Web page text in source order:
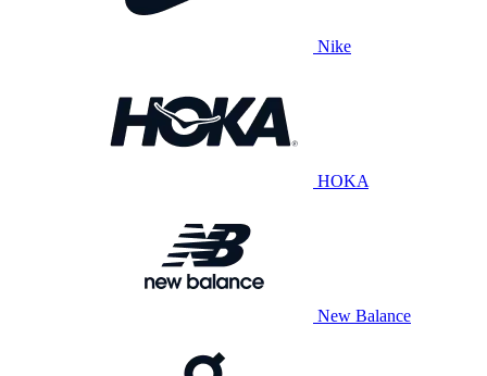
Nike
HOKA
New Balance